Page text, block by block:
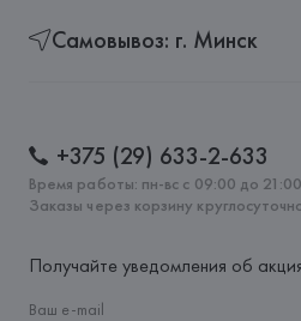
Самовывоз: г. Минск
+375 (29) 633-2-633
Время работы: пн-вс с 09:00 до
Заказы через корзину
Получайте уведомления об